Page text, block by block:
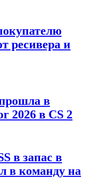
ресивера и
в
2026 в CS 2
в запас в
в команду на